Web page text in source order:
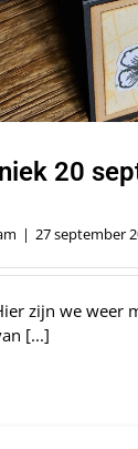
20
| 27 september
zijn we weer
[...]